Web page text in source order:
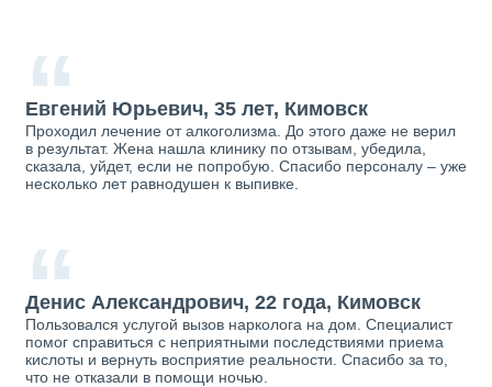
“
Евгений Юрьевич, 35 лет, Кимовск
Проходил лечение от алкоголизма. До этого даже не верил
в результат. Жена нашла клинику по отзывам, убедила,
сказала, уйдет, если не попробую. Спасибо персоналу – уже
несколько лет равнодушен к выпивке.
“
Денис Александрович, 22 года, Кимовск
Пользовался услугой вызов нарколога на дом. Специалист
помог справиться с неприятными последствиями приема
кислоты и вернуть восприятие реальности. Спасибо за то,
что не отказали в помощи ночью.